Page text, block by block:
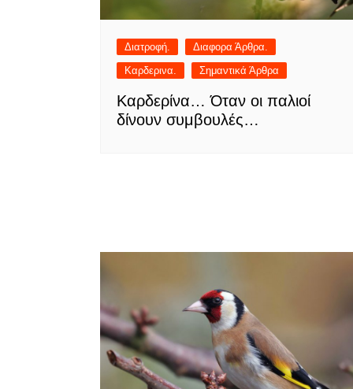
Διατροφή.
Διαφορα Άρθρα.
Καρδερινα.
Σημαντικά Άρθρα
Καρδερίνα… Όταν οι παλιοί
δίνουν συμβουλές…